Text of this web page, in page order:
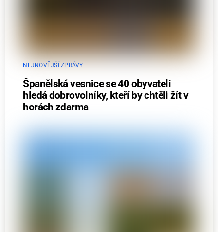
NEJNOVĚJŠÍ ZPRÁVY
Španělská vesnice se 40 obyvateli
hledá dobrovolníky, kteří by chtěli žít v
horách zdarma